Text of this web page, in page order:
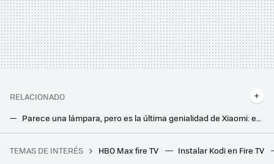
RELACIONADO
Parece una lámpara, pero es la última genialidad de Xiaomi: es un chollazo, un aparato Smart que es tres en uno
Christopher Nolan replica al derrotismo de Matt Damon sobre 'La Odisea': "El cine es vital y esencial, y sigue transformándose"
TEMAS DE INTERÉS HBO Max fire TV Instalar Kodi en Fire TV